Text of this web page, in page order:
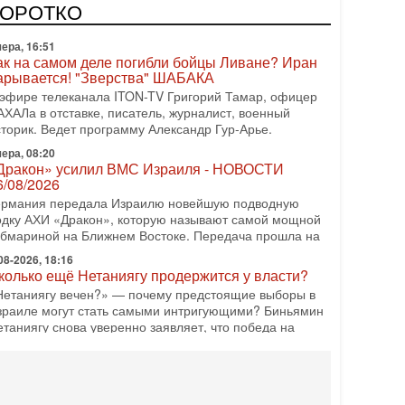
АХИ «Дракон» (Drakon), которая уже стала самой
субмариной в истории ЦАХАЛ. Но почему её
16:51
на самом деле погибли бойцы Ливане? Иран
"Зверства" ШАБАКА
телеканала ITON-TV Григорий Тамар, офицер
в отставке, писатель, журналист, военный
Ведет программу Александр Гур-Арье.
08:20
усилил ВМС Израиля - НОВОСТИ
08/2026
передала Израилю новейшую подводную
АХИ «Дракон», которую называют самой мощной
на Ближнем Востоке. Передача прошла на
2026, 18:16
ещё Нетаниягу продержится у власти?
вечен?» — почему предстоящие выборы в
могут стать самыми интригующими? Биньямин
снова уверенно заявляет, что победа на